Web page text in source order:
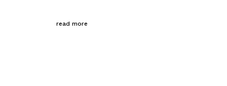
read more